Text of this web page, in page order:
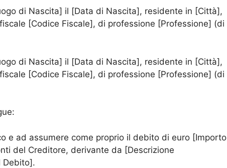
di Nascita] il [Data di Nascita], residente in [Città],
[Codice Fiscale], di professione [Professione] (di
di Nascita] il [Data di Nascita], residente in [Città],
[Codice Fiscale], di professione [Professione] (di
e ad assumere come proprio il debito di euro [Importo
del Creditore, derivante da [Descrizione
Debito].